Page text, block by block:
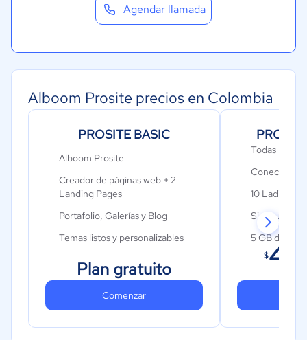
Agendar llamada
Alboom Prosite precios en Colombia
PROSITE BASIC
Alboom Prosite
Creador de páginas web + 2
Landing Pages
Portafolio, Galerías y Blog
Temas listos y personalizables
Redes sociales y feed de
Plan gratuito
Comenzar
Todas las
Conecta tu
10 Lading
Sin anuncios
5 GB de
Editor de
Soporte por
$